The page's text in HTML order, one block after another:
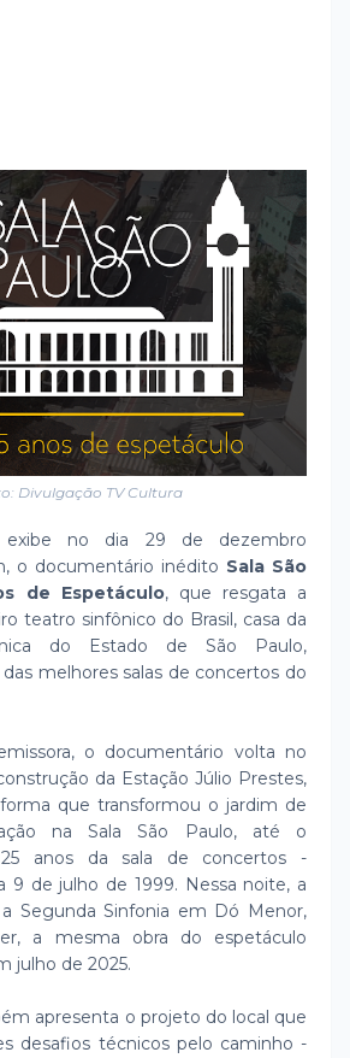
Divulgação TV Cultura
exibe no dia 29 de dezembro
o documentário inédito Sala São
de Espetáculo, que resgata a
teatro sinfônico do Brasil, casa da
do Estado de São Paulo,
melhores salas de concertos do
o documentário volta no
da Estação Júlio Prestes,
que transformou o jardim de
na Sala São Paulo, até o
25 anos da sala de concertos -
9 de julho de 1999. Nessa noite, a
Segunda Sinfonia em Dó Menor,
a mesma obra do espetáculo
julho de 2025.
apresenta o projeto do local que
desafios técnicos pelo caminho -